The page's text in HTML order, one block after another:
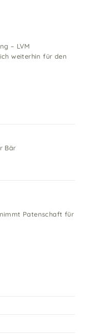
– LVM
weiterhin für den
Bär
Patenschaft für